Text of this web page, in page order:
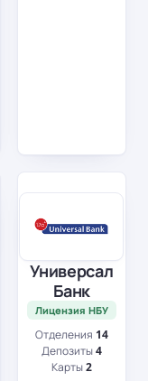
Универсал
Банк
Лицензия НБУ
Отделения 14
Депозиты4
Карты2